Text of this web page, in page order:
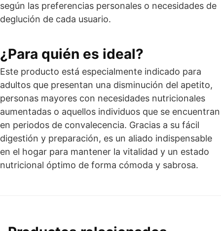
según las preferencias personales o necesidades de
deglución de cada usuario.
¿Para quién es ideal?
Este producto está especialmente indicado para
adultos que presentan una disminución del apetito,
personas mayores con necesidades nutricionales
aumentadas o aquellos individuos que se encuentran
en periodos de convalecencia. Gracias a su fácil
digestión y preparación, es un aliado indispensable
en el hogar para mantener la vitalidad y un estado
nutricional óptimo de forma cómoda y sabrosa.